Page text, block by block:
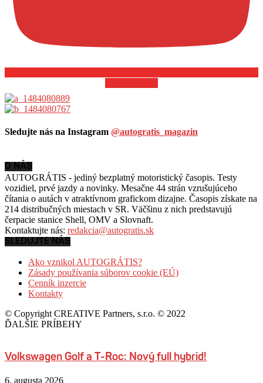
Sledujte nás na Instagram @autogratis_magazin
O NÁS
AUTOGRÁTIS - jediný bezplatný motoristický časopis. Testy
vozidiel, prvé jazdy a novinky. Mesačne 44 strán vzrušujúceho
čítania o autách v atraktívnom grafickom dizajne. Časopis získate na
214 distribučných miestach v SR. Väčšinu z nich predstavujú
čerpacie stanice Shell, OMV a Slovnaft.
Kontaktujte nás: redakcia@autogratis.sk
SLEDUJTE NÁS
Ako vznikol AUTOGRÁTIS?
Zásady používania súborov cookie (EÚ)
Cenník inzercie
Kontakty
© Copyright CREATIVE Partners, s.r.o. © 2022
ĎALŠIE PRÍBEHY
Volkswagen Golf a T-Roc: Nový full hybrid!
6. augusta 2026